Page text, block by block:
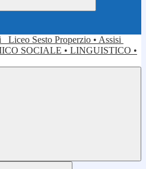
Liceo Sesto Properzio • Assisi
SOCIALE • LINGUISTICO •